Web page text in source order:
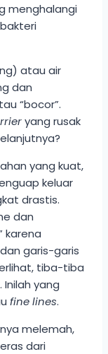
menghalangi
atau air
dan
“bocor”.
yang rusak
yang kuat,
keluar
drastis.
dan
karena
garis-garis
tiba-tiba
yang
fine lines.
melemah,
dari